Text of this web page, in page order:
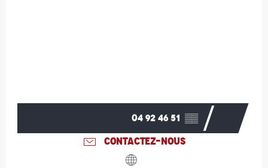
04 92 46 51 ▒▒
CONTACTEZ-NOUS